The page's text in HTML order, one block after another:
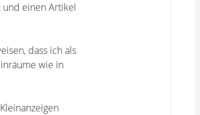
und einen Artikel
dass ich als
wie in